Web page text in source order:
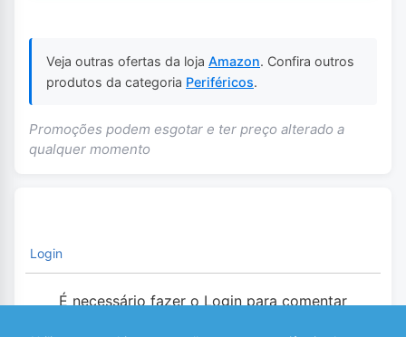
Veja outras ofertas da loja Amazon. Confira outros
produtos da categoria Periféricos.
Promoções podem esgotar e ter preço alterado a
qualquer momento
Login
É necessário fazer o Login para comentar